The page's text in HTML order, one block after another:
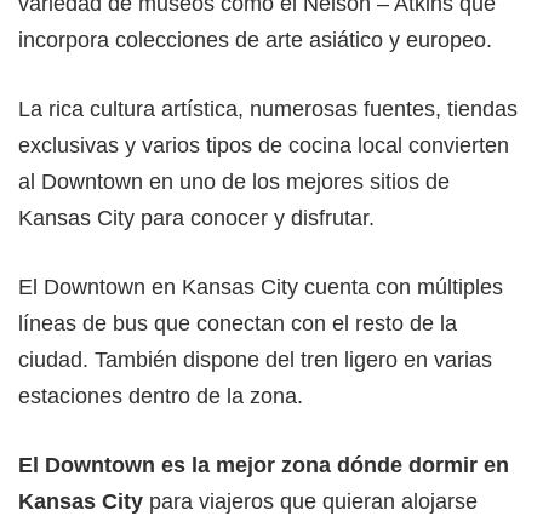
incorpora colecciones de arte asiático y europeo.
La rica cultura artística, numerosas fuentes, tiendas
exclusivas y varios tipos de cocina local convierten
al Downtown en uno de los mejores sitios de
Kansas City para conocer y disfrutar.
El Downtown en Kansas City cuenta con múltiples
líneas de bus que conectan con el resto de la
ciudad. También dispone del tren ligero en varias
estaciones dentro de la zona.
El Downtown es la mejor zona dónde dormir en
Kansas City para viajeros que quieran alojarse